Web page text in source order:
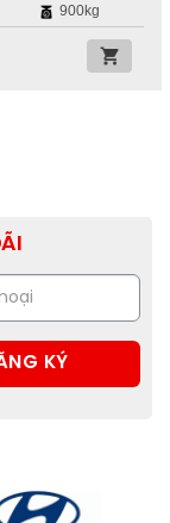
900kg